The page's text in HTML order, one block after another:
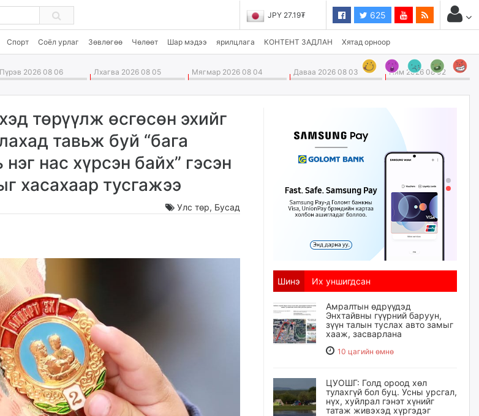
JPY 27.19₮ 625
Спорт Соёл урлаг Зөвлөгөө Чөлөөт Шар мэдээ ярилцлага КОНТЕНТ ЗАДЛАН Хятад орноор
2026 08 06 Лхагва 2026 08 05 Мягмар 2026 08 04 Даваа 2026 08 03 Ням 2026 08 02
төрүүлж өсгөсөн эхийг
тавьж буй “бага
нэг нас хүрсэн байх” гэсэн
хасахаар тусгажээ
Улс төр, Бусад
Шинэ Их уншигдсан
Амралтын өдрүүдэд
Энхтайвны гүүрний баруун,
зүүн талын туслах авто замыг
хааж, засварлана
10 цагийн өмнө
ЦУОШГ: Голд ороод хөл
тулахгүй бол буц. Усны урсгал,
нүх, хуйлрал гэнэт хүнийг
татаж живэхэд хүргэдэг